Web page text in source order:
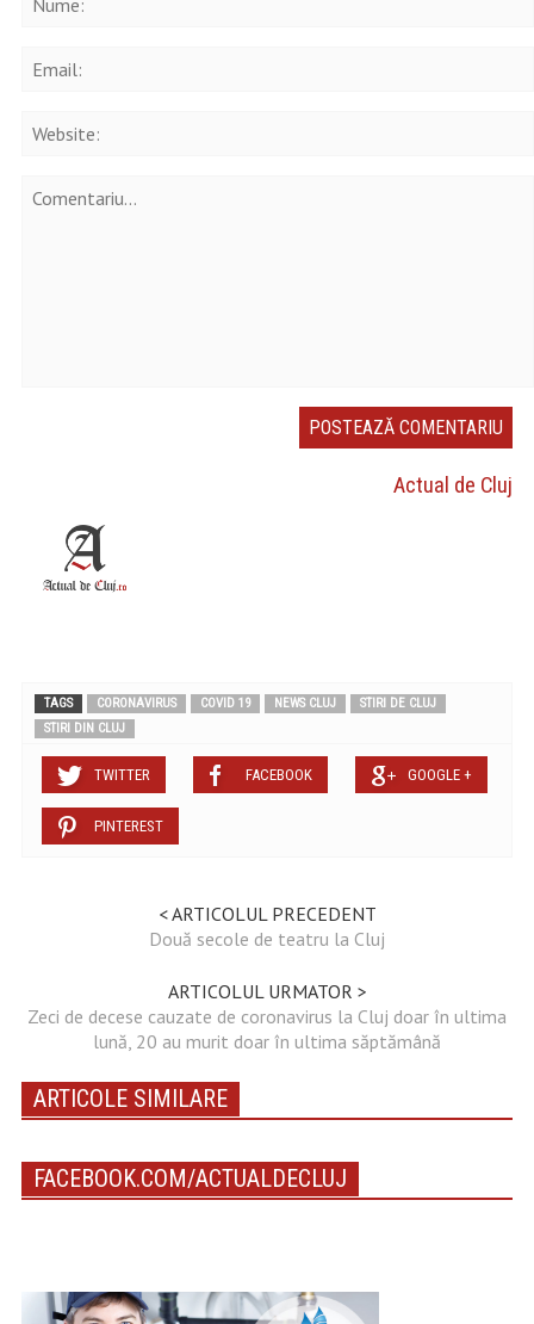
Actual de Cluj
TAGS CORONAVIRUS COVID 19 NEWS CLUJ
STIRI DE CLUJ
STIRI DIN CLUJ
TWITTER FACEBOOK GOOGLE +
PINTEREST
< ARTICOLUL PRECEDENT
Două secole de teatru la Cluj
ARTICOLUL URMATOR >
Zeci de decese cauzate de coronavirus la Cluj doar în ultima
lună, 20 au murit doar în ultima săptămână
ARTICOLE SIMILARE
FACEBOOK.COM/ACTUALDECLUJ